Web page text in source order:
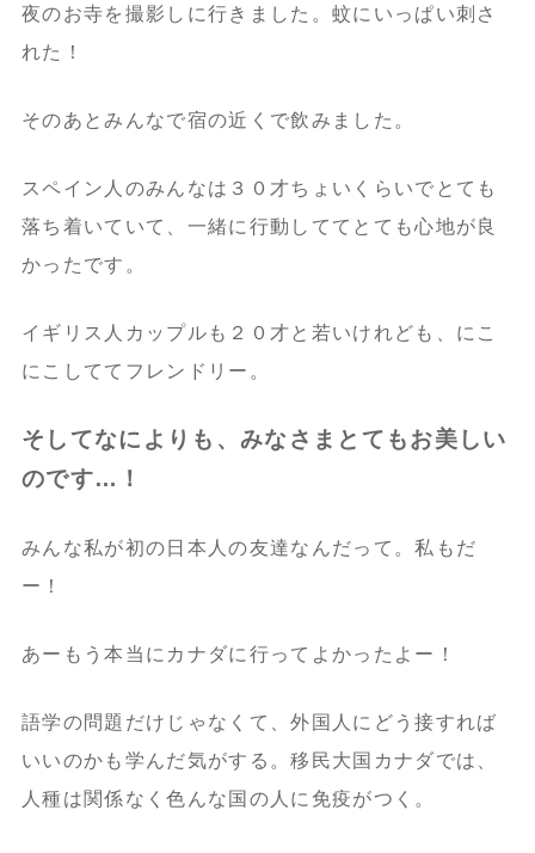
夜のお寺を撮影しに行きました。蚊にいっぱい刺さ
れた！
そのあとみんなで宿の近くで飲みました。
スペイン人のみんなは３０才ちょいくらいでとても
落ち着いていて、一緒に行動しててとても心地が良
かったです。
イギリス人カップルも２０才と若いけれども、にこ
にこしててフレンドリー。
そしてなによりも、みなさまとてもお美しい
のです…！
みんな私が初の日本人の友達なんだって。私もだ
ー！
あーもう本当にカナダに行ってよかったよー！
語学の問題だけじゃなくて、外国人にどう接すれば
いいのかも学んだ気がする。移民大国カナダでは、
人種は関係なく色んな国の人に免疫がつく。